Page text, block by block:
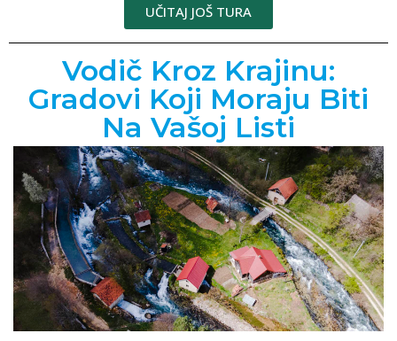
UČITAJ JOŠ TURA
Vodič Kroz Krajinu:
Gradovi Koji Moraju Biti
Na Vašoj Listi